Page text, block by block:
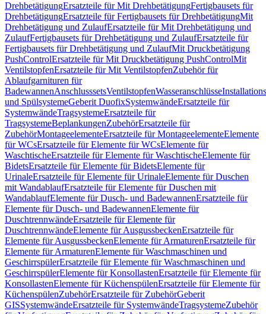
DrehbetätigungErsatzteile für Mit DrehbetätigungFertigbausets für
DrehbetätigungErsatzteile für Fertigbausets für DrehbetätigungMit
Drehbetätigung und ZulaufErsatzteile für Mit Drehbetätigung und
ZulaufFertigbausets für Drehbetätigung und ZulaufErsatzteile für
Fertigbausets für Drehbetätigung und ZulaufMit Druckbetätigung
PushControlErsatzteile für Mit Druckbetätigung PushControlMit
VentilstopfenErsatzteile für Mit VentilstopfenZubehör für
Ablaufgarnituren für
BadewannenAnschlusssetsVentilstopfenWasseranschlüsse
und SpülsystemeGeberit DuofixSystemwändeErsatzteile für
SystemwändeTragsystemeErsatzteile für
TragsystemeBeplankungenZubehörErsatzteile für
ZubehörMontageelementeErsatzteile für MontageelementeElemente
für WCsErsatzteile für Elemente für WCsElemente für
WaschtischeErsatzteile für Elemente für WaschtischeElemente für
BidetsErsatzteile für Elemente für BidetsElemente für
UrinaleErsatzteile für Elemente für UrinaleElemente für Duschen
mit WandablaufErsatzteile für Elemente für Duschen mit
WandablaufElemente für Dusch- und BadewannenErsatzteile für
Elemente für Dusch- und BadewannenElemente für
DuschtrennwändeErsatzteile für Elemente für
DuschtrennwändeElemente für AusgussbeckenErsatzteile für
Elemente für AusgussbeckenElemente für ArmaturenErsatzteile für
Elemente für ArmaturenElemente für Waschmaschinen und
GeschirrspülerErsatzteile für Elemente für Waschmaschinen und
GeschirrspülerElemente für KonsollastenErsatzteile für Elemente für
KonsollastenElemente für KüchenspülenErsatzteile für Elemente für
KüchenspülenZubehörErsatzteile für ZubehörGeberit
GISSystemwändeErsatzteile für SystemwändeTragsystemeZubehör